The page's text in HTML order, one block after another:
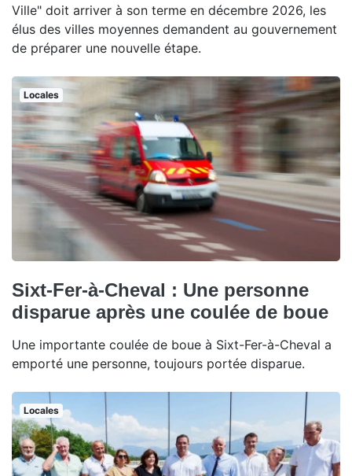
Ville" doit arriver à son terme en décembre 2026, les
élus des villes moyennes demandent au gouvernement
de préparer une nouvelle étape.
Locales
Sixt-Fer-à-Cheval : Une personne
disparue après une coulée de boue
Une importante coulée de boue à Sixt-Fer-à-Cheval a
emporté une personne, toujours portée disparue.
Locales